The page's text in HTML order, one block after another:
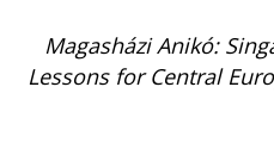
Magasházi Anikó:
Lessons for Central